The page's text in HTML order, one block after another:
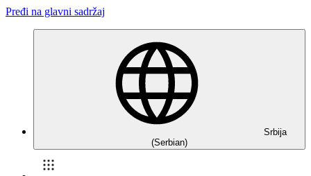
Pređi na glavni sadržaj
Srbija
(Serbian)